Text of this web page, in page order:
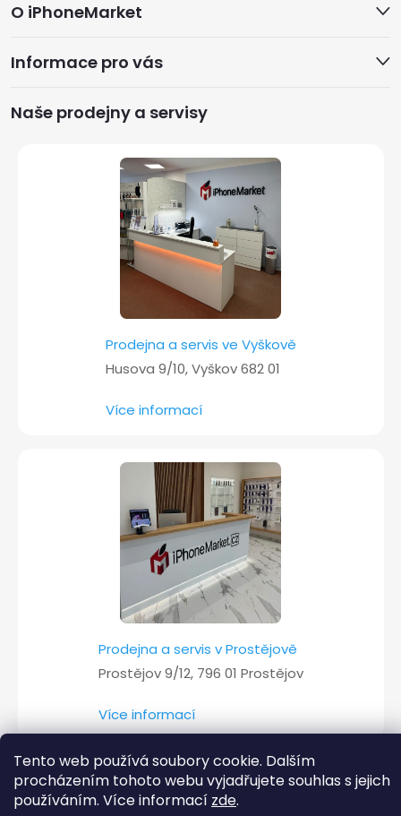
Tento web používá soubory cookie. Dalším
procházením tohoto webu vyjadřujete souhlas s jejich
používáním. Více informací zde.
á
p
a
O iPhoneMarket
Informace pro vás
Naše prodejny a servisy
Prodejna a servis ve Vyškově
Husova 9/10, Vyškov 682 01
Více informací
Prodejna a servis v Prostějově
Prostějov 9/12, 796 01 Prostějov
Více informací
Copyright 2026iPhoneMarket.cz . Všechna práva vyhrazena.